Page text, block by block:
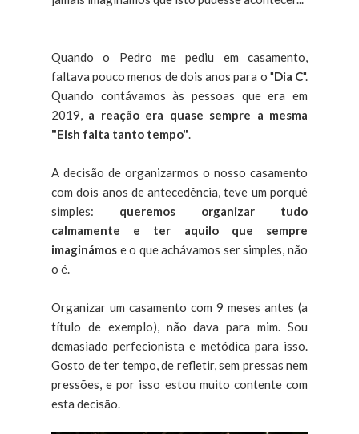
Quando o Pedro me pediu em casamento,
faltava pouco menos de dois anos para o "Dia C".
Quando contávamos às pessoas que era em
2019, a reação era quase sempre a mesma
"Eish falta tanto tempo".
A decisão de organizarmos o nosso casamento
com dois anos de antecedência, teve um porquê
simples: queremos organizar tudo
calmamente e ter aquilo que sempre
imaginámos e o que achávamos ser simples, não
o é.
Organizar um casamento com 9 meses antes (a
título de exemplo), não dava para mim. Sou
demasiado perfecionista e metódica para isso.
Gosto de ter tempo, de refletir, sem pressas nem
pressões, e por isso estou muito contente com
esta decisão.